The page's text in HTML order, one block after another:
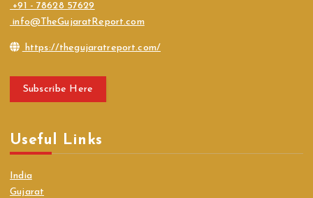
+91 - 78628 57629
info@TheGujaratReport.com
https://thegujaratreport.com/
Subscribe Here
Useful Links
India
Gujarat